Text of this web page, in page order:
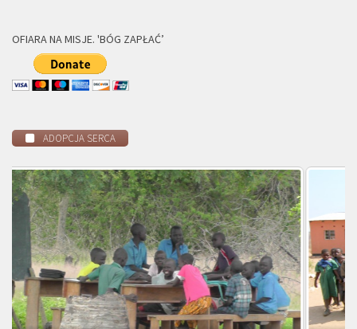
OFIARA NA MISJE. 'BÓG ZAPŁAĆ’
ADOPCJA SERCA